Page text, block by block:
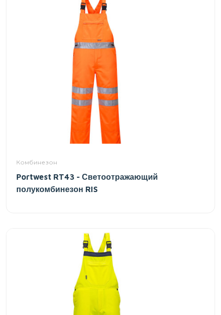
Комбинезон
Portwest RT43 - Светоотражающий
полукомбинезон RIS